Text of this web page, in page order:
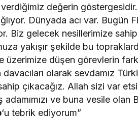
değerin göstergesidir.
Dünyada acı var. Bugün
Biz gelecek nesillerimize sahip
yakışır şekilde bu
düşen görevlerin
davacıları olarak sevdamız
çıkacağız. Allah sizi var
ve buna vesile olan
‘u tebrik ediyorum”